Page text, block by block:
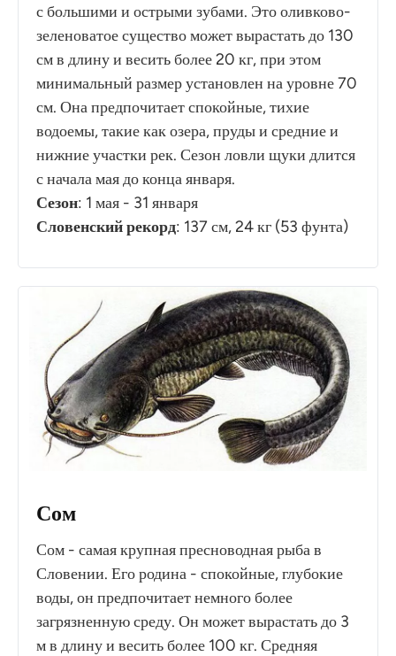
с большими и острыми зубами. Это оливково-
зеленоватое существо может вырастать до 130
см в длину и весить более 20 кг, при этом
минимальный размер установлен на уровне 70
см. Она предпочитает спокойные, тихие
водоемы, такие как озера, пруды и средние и
нижние участки рек. Сезон ловли щуки длится
с начала мая до конца января.
Сезон: 1 мая - 31 января
Словенский рекорд: 137 см, 24 кг (53 фунта)
Сом
Сом - самая крупная пресноводная рыба в
Словении. Его родина - спокойные, глубокие
воды, он предпочитает немного более
загрязненную среду. Он может вырастать до 3
м в длину и весить более 100 кг. Средняя